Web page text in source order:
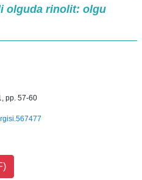
olguda rinolit: olgu
pp. 57-60